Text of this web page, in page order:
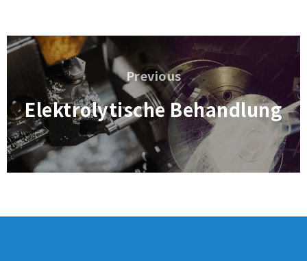
Beitragsnavigation
Previous
Previous
Elektrolytische Behandlung